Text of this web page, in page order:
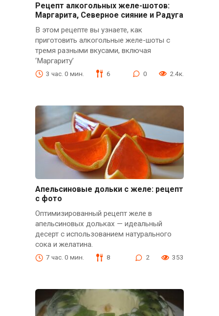
Рецепт алкогольных желе-шотов:
Маргарита, Северное сияние и Радуга
В этом рецепте вы узнаете, как
приготовить алкогольные желе-шоты с
тремя разными вкусами, включая
‘Маргариту’
3 час. 0 мин. 6 0 2.4к.
Апельсиновые дольки с желе: рецепт
с фото
Оптимизированный рецепт желе в
апельсиновых дольках — идеальный
десерт с использованием натурального
сока и желатина.
7 час. 0 мин. 8 2 353